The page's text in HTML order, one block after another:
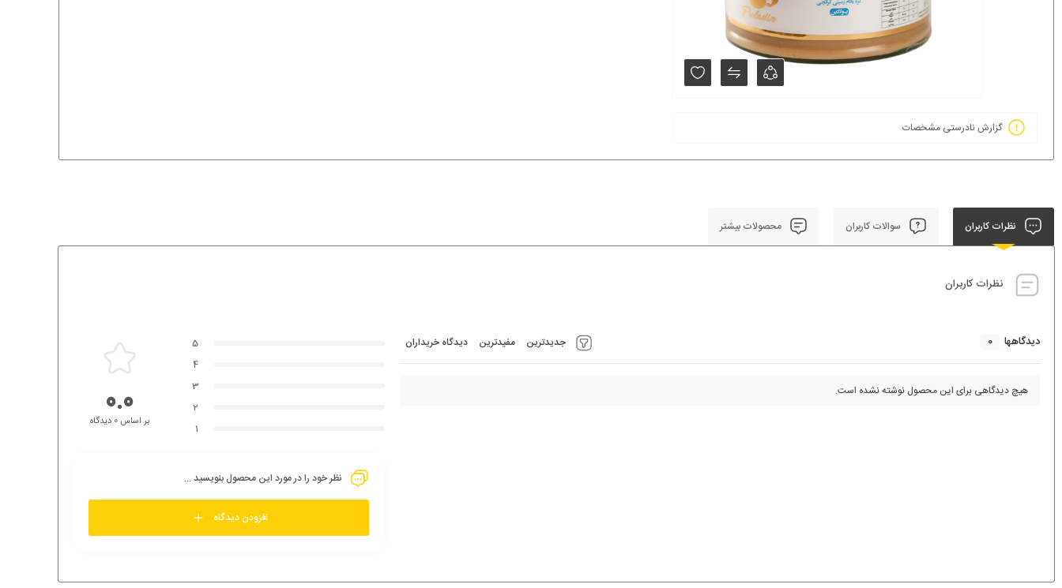
گزارش نادرستی مشخصات
نظرات کاربران سوالات کاربران محصولات بیشتر
نظرات کاربران
دیدگاهها 0 جدیدترین مفیدترین دیدگاه خریداران
هیچ دیدگاهی برای این محصول نوشته نشده است.
5
4
3
2
1
0.0
بر اساس 0 دیدگاه
نظر خود را در مورد این محصول بنویسید ...
افزودن دیدگاه